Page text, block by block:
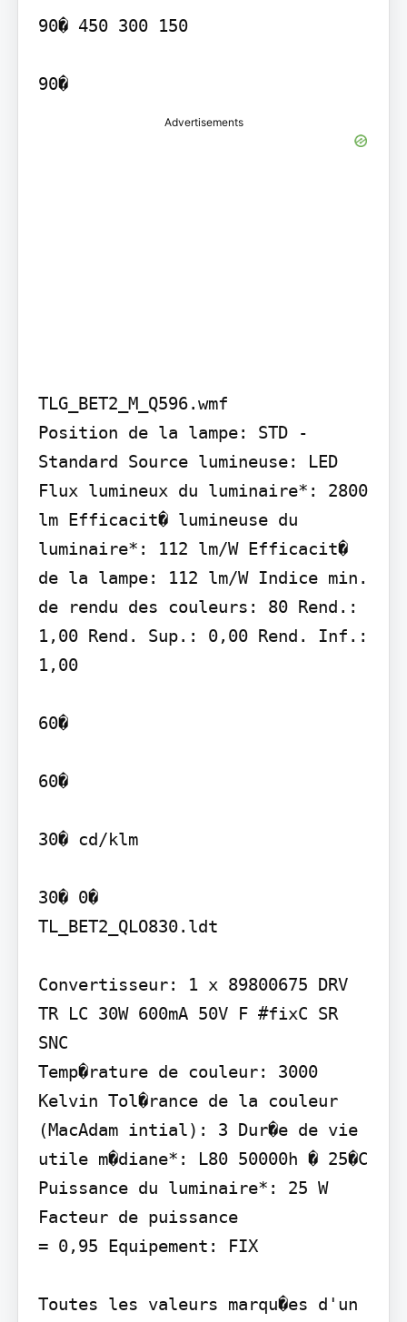
90� 450 300 150
90�
Advertisements
TLG_BET2_M_Q596.wmf
Position de la lampe: STD -
Standard Source lumineuse: LED
Flux lumineux du luminaire*: 2800
lm Efficacit� lumineuse du
luminaire*: 112 lm/W Efficacit�
de la lampe: 112 lm/W Indice min.
de rendu des couleurs: 80 Rend.:
1,00 Rend. Sup.: 0,00 Rend. Inf.:
1,00
60�
60�
30� cd/klm
30� 0�
TL_BET2_QLO830.ldt
Convertisseur: 1 x 89800675 DRV
TR LC 30W 600mA 50V F #fixC SR
SNC
Temp�rature de couleur: 3000
Kelvin Tol�rance de la couleur
(MacAdam intial): 3 Dur�e de vie
utile m�diane*: L80 50000h � 25�C
Puissance du luminaire*: 25 W
Facteur de puissance
= 0,95 Equipement: FIX
Toutes les valeurs marqu�es d'un